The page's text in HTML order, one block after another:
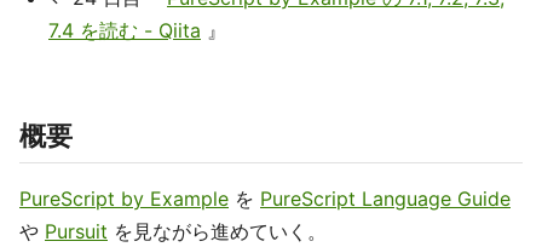
7.4 を読む - Qiita 』
概要
PureScript by Example を PureScript Language Guide
や Pursuit を見ながら進めていく。